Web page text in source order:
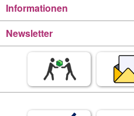
Informationen
Newsletter